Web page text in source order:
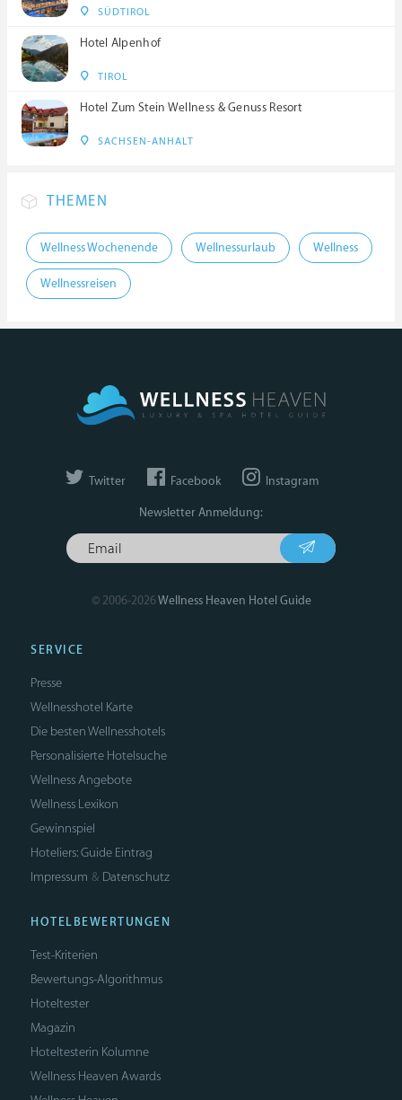
SÜDTIROL
Hotel Alpenhof
TIROL
Hotel Zum Stein Wellness & Genuss Resort
SACHSEN-ANHALT
THEMEN
Wellness Wochenende Wellnessurlaub Wellness
Wellnessreisen
Twitter Facebook Instagram
Newsletter Anmeldung:
© 2006-2026Wellness Heaven Hotel Guide
SERVICE
Presse
Wellnesshotel Karte
Die besten Wellnesshotels
Personalisierte Hotelsuche
Wellness Angebote
Wellness Lexikon
Gewinnspiel
Hoteliers: Guide Eintrag
Impressum & Datenschutz
HOTELBEWERTUNGEN
Test-Kriterien
Bewertungs-Algorithmus
Hoteltester
Magazin
Hoteltesterin Kolumne
Wellness Heaven Awards